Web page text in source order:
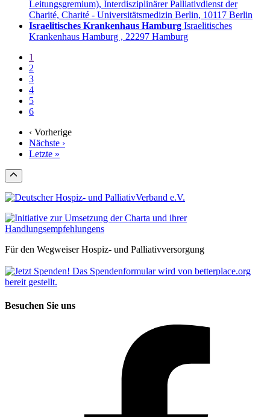
Leitungsgremium), Interdisziplinärer Palliativdienst der
Charité, Charité - Universitätsmedizin Berlin, 10117 Berlin
Israelitisches Krankenhaus Hamburg Israelitisches
Krankenhaus Hamburg , 22297 Hamburg
1
2
3
4
5
6
‹ Vorherige
Nächste ›
Letzte »
Für den Wegweiser Hospiz- und Palliativversorgung
Besuchen Sie uns